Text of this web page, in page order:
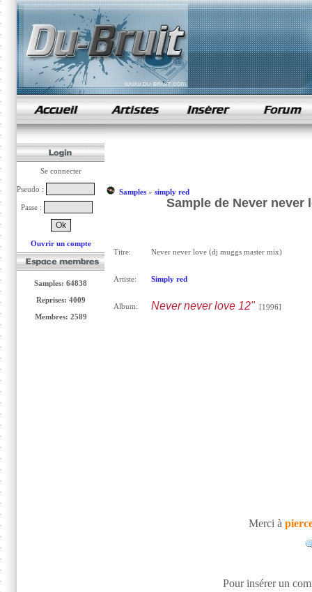
samples de rap
Se connecter
Pseudo :
Passe :
Ouvrir un compte
Samples: 64838
Reprises: 4009
Membres: 2589
Samples» simply red
Sample de Never
Titre: Never never love (dj muggs master mix)
Artiste: Simply red
Album: Never never love 12" [1996]
Merci à
Pour insérer un